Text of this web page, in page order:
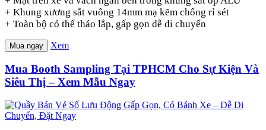
+ Khung xương sắt vuông 14mm mạ kẽm chống rỉ sét
+ Toàn bộ có thể tháo lắp, gấp gọn dễ di chuyển
Mua ngay Xem
Mua Booth Sampling Tại TPHCM Cho Sự Kiện Và
Siêu Thị – Xem Mẫu Ngay